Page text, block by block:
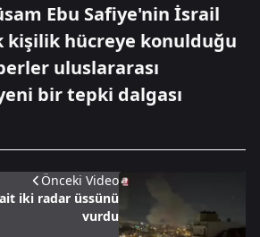
Ebu Safiye'nin İsrail
kişilik hücreye konulduğu
uluslararası
bir tepki dalgası
Önceki Video
iki radar üssünü
vurdu